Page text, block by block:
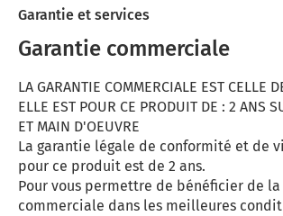
Garantie et services
Garantie commerciale
LA GARANTIE COMMERCIALE EST CELLE
ELLE EST POUR CE PRODUIT DE : 2 ANS
ET MAIN D'OEUVRE
La garantie légale de conformité et de
pour ce produit est de 2 ans.
Pour vous permettre de bénéficier de
commerciale dans les meilleures